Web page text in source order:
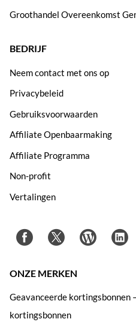
Groothandel Overeenkomst
BEDRIJF
Neem contact met ons op
Privacybeleid
Gebruiksvoorwaarden
Affiliate Openbaarmaking
Affiliate Programma
Non-profit
Vertalingen
ONZE MERKEN
Geavanceerde kortingsbonnen
kortingsbonnen